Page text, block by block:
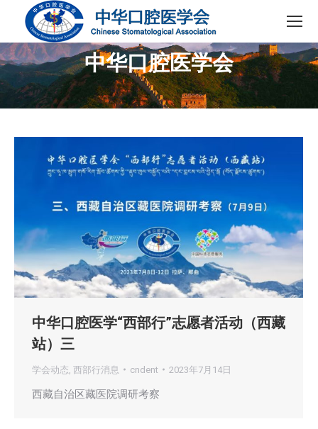
中华口腔医学会
您在这里：
中华口腔医学“西部行”志愿者活动（西藏
站）三
学会动态 西部行消息 cndent 2023年7月14日
西藏自治区藏医院调研考察